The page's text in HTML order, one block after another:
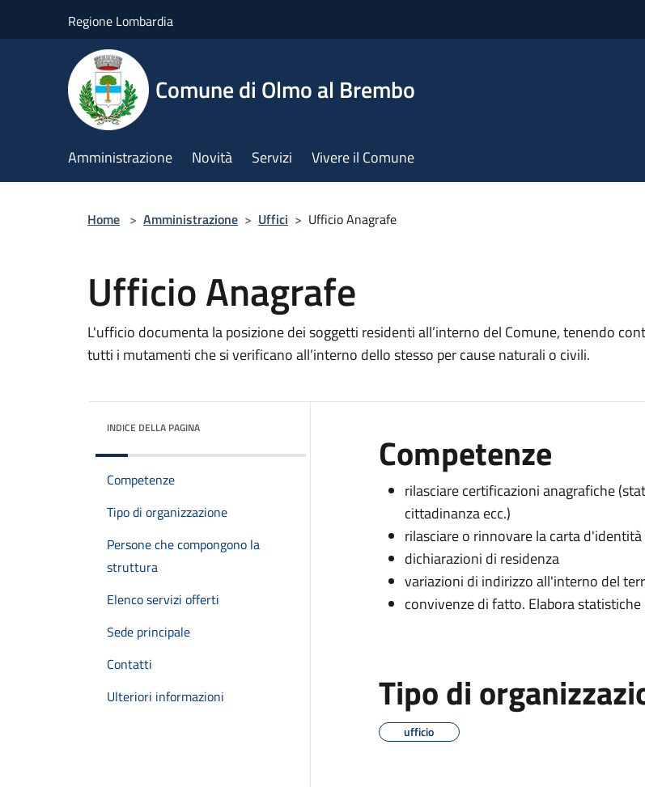
Regione Lombardia
Comune di Olmo al Brembo
Amministrazione Novità Servizi Vivere il Comune
Home > Amministrazione > Uffici > Ufficio Anagrafe
Ufficio Anagrafe
L'ufficio documenta la posizione dei soggetti residenti all’interno del Comune, tenendo
tutti i mutamenti che si verificano all’interno dello stesso per cause naturali o civili.
INDICE DELLA PAGINA
Competenze
Tipo di organizzazione
Persone che compongono la
struttura
Elenco servizi offerti
Sede principale
Contatti
Ulteriori informazioni
Competenze
rilasciare certificazioni anagrafiche
cittadinanza ecc.)
rilasciare o rinnovare la carta d'identità
dichiarazioni di residenza
variazioni di indirizzo all'interno del
convivenze di fatto. Elabora
Tipo di
ufficio